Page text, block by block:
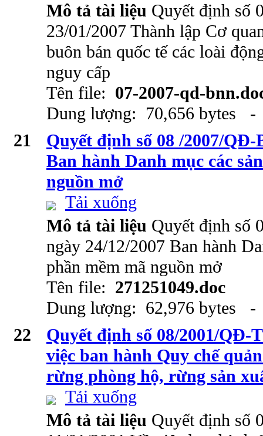
Mô tả tài liệu Quyết định số
23/01/2007 Thành lập Cơ
buôn bán quốc tế các loài
nguy cấp
Tên file: 07-2007-qd-
Dung lượng: 70,656 bytes
21
Quyết định số 08 /2007/
Ban hành Danh mục các
nguồn mở
Tải xuống
Mô tả tài liệu Quyết định số
ngày 24/12/2007 Ban hành
phần mềm mã nguồn mở
Tên file: 271251049.doc
Dung lượng: 62,976 bytes
22
Quyết định số 08/2001/QĐ-
việc ban hành Quy chế
rừng phòng hộ, rừng sản
Tải xuống
Mô tả tài liệu Quyết định số